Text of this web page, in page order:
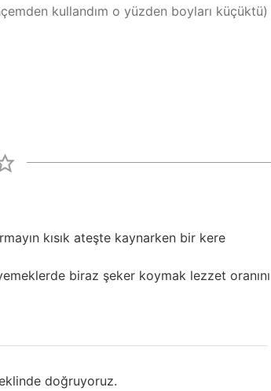
kullandım o yüzden boyları küçüktü)
kısık ateşte kaynarken bir kere
biraz şeker koymak lezzet oranını
doğruyoruz.